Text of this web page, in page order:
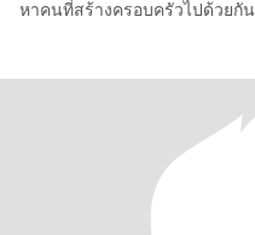
หาคนที่สร้างครอบครัวไปด้วยกัน